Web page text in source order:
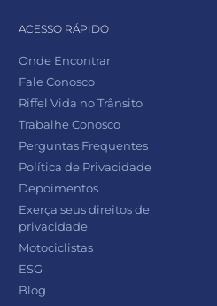
ACESSO RÁPIDO
Onde Encontrar
Fale Conosco
Riffel Vida no Trânsito
Trabalhe Conosco
Perguntas Frequentes
Política de Privacidade
Depoimentos
Exerça seus direitos de
privacidade
Motociclistas
ESG
Blog